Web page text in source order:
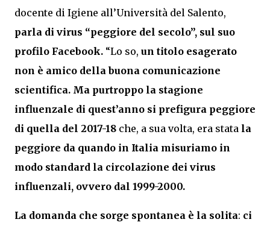
docente di Igiene all’Università del Salento,
parla di virus “peggiore del secolo”, sul suo
profilo Facebook. “Lo so, un titolo esagerato
non è amico della buona comunicazione
scientifica. Ma purtroppo la stagione
influenzale di quest’anno si prefigura peggiore
di quella del 2017-18 che, a sua volta, era stata la
peggiore da quando in Italia misuriamo in
modo standard la circolazione dei virus
influenzali, ovvero dal 1999-2000.
La domanda che sorge spontanea è la solita: ci